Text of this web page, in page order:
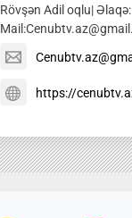
Rövşən Adil oqlu|
https://